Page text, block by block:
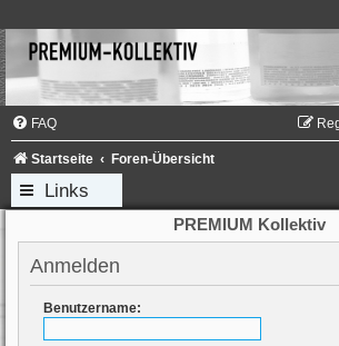
FAQ
Startseite Foren-Übersicht
Links
PREMIUM Kollektiv
Anmelden
Benutzername: